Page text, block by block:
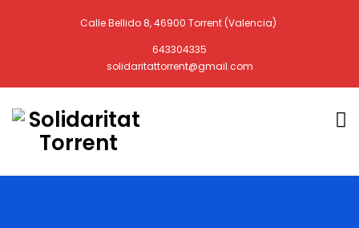
Calle Bellido 8, 46900 Torrent (Valencia)
643304335
solidaritattorrent@gmail.com